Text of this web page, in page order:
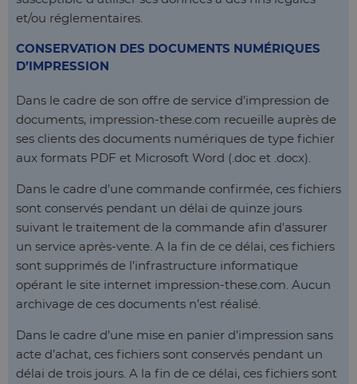
et/ou réglementaires.
CONSERVATION DES DOCUMENTS NUMÉRIQUES
D’IMPRESSION
Dans le cadre de son offre de service d’impression de
documents, impression-these.com recueille auprès de
ses clients des documents numériques de type fichier
aux formats PDF et Microsoft Word (.doc et .docx).
Dans le cadre d’une commande confirmée, ces fichiers
sont conservés pendant un délai de quinze jours
suivant le traitement de la commande afin d'assurer
un service après-vente. A la fin de ce délai, ces fichiers
sont supprimés de l’infrastructure informatique
opérant le site internet impression-these.com. Aucun
archivage de ces documents n’est réalisé.
Dans le cadre d’une mise en panier d’impression sans
acte d’achat, ces fichiers sont conservés pendant un
délai de trois jours. A la fin de ce délai, ces fichiers sont